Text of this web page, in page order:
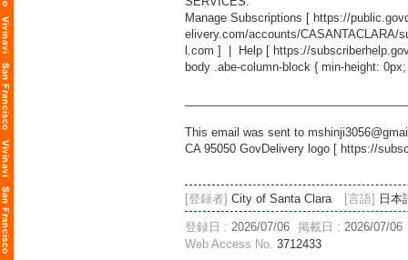
Manage Subscriptions [ https://
elivery.com/accounts/CASANTACLARA/
l.com ] | Help [ https://
body .abe-column-block { min-height:
This email was sent to
CA 95050 GovDelivery logo [ https://
[登録者] City of Santa Clara [言語] 日本
登録日 : 2026/07/06 掲載日 : 2026/07/06
Web Access No. 3712433